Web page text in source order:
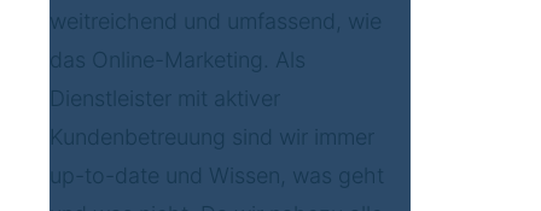
weitreichend und umfassend, wie
das Online-Marketing. Als
Dienstleister mit aktiver
Kundenbetreuung sind wir immer
up-to-date und Wissen, was geht